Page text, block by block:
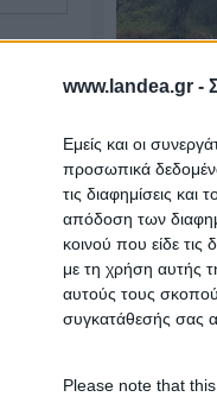
www.landea.gr -
Εμείς και οι
προσωπικά
τις διαφημίσεις
απόδοση των
κοινού που είδε
με τη χρήση αυτής
αυτούς τους
συγκατάθεσής σας
Please note that